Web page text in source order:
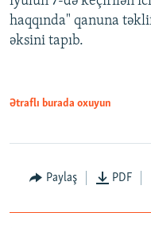
Auto 240p
720p
haqqında" qanuna
əksini tapıb.
Ətraflı burada oxuyun
Paylaş PDF